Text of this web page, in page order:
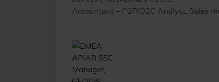
Accountant – P2P/O2C Analyst, Sales